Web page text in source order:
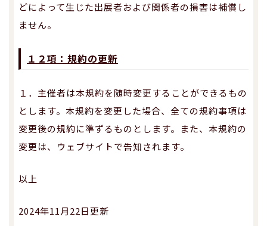
どによって生じた出展者および関係者の損害は補償し
ません。
１２項：規約の更新
１．主催者は本規約を随時変更することができるもの
とします。本規約を変更した場合、全ての規約事項は
変更後の規約に準ずるものとします。また、本規約の
変更は、ウェブサイトで告知されます。
以上
2024年11月22日更新